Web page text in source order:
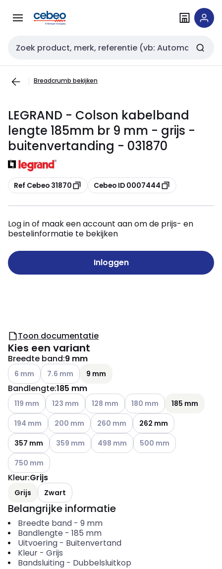
naar
naar
Zoekveld invoer
Breadcrumb bekijken
LEGRAND - Colson kabelband
lengte 185mm br 9 mm - grijs -
buitenvertanding - 031870
Kopiëren
Ref Cebeo 31870 Kopiëren
Cebeo ID 0007444
Log in of maak een account aan om de prijs- en
bestelinformatie te bekijken
Inloggen
Toon documentatie
Kies een variant
Breedte band:9 mm
Andere varianten (Huidige combinatie niet mogelijk)
6 mm Andere varianten (Huidige combinatie niet mogelijk)
7.6 mm 9 mm
Bandlengte:185 mm
Andere varianten (Huidige combinatie niet mogelijk)
119 mm Andere varianten (Huidige combinatie niet
123 mm Andere varianten (Huidige combinatie
128 mm Andere varianten (Huidige
180 mm
185 mm
Andere varianten (Huidige combinatie niet mogelijk)
194 mm Andere varianten (Huidige combinatie niet
200 mm Andere varianten (Huidige
260 mm
262 mm
357 mm
Andere varianten (Huidige combinatie niet
359 mm Andere varianten (Huidige
498 mm Andere varianten
500 mm
Andere varianten (Huidige combinatie niet mogelijk)
750 mm
Kleur:Grijs
Grijs Zwart
Belangrijke informatie
Breedte band- 9 mm
Bandlengte - 185 mm
Uitvoering- Buitenvertand
Kleur- Grijs
Bandsluiting- Dubbelsluitkop